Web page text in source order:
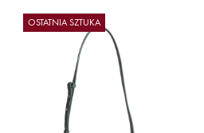
OSTATNIA SZTUKA